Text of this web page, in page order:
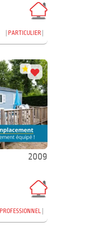
PARTICULIER
2009
PROFESSIONNEL